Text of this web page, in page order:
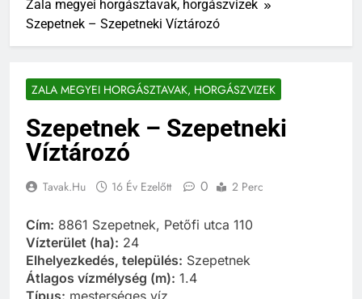
Zala megyei horgásztavak, horgászvizek
Szepetnek – Szepetneki Víztározó
ZALA MEGYEI HORGÁSZTAVAK, HORGÁSZVIZEK
Szepetnek – Szepetneki
Víztározó
Tavak.hu 16 Év Ezelőtt 0 2 Perc
Cím: 8861 Szepetnek, Petőfi utca 110
Vízterület (ha): 24
Elhelyezkedés, település: Szepetnek
Átlagos vízmélység (m): 1.4
Típus: mesterséges víz